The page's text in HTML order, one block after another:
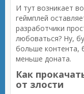
И тут возникает
геймплей
разработчики
любоваться? Ну,
больше контента,
меньше доната.
Как
от злости